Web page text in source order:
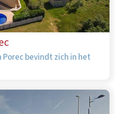
bevindt zich in het